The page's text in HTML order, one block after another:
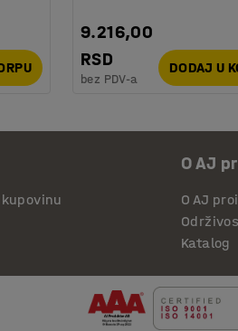
9.216,00
RSD
bez PDV-a
DODAJ U
O AJ
O AJ
Katalog